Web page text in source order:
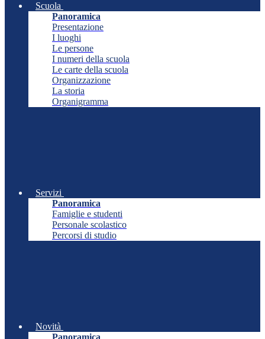
Scuola
Panoramica
Presentazione
I luoghi
Le persone
I numeri della scuola
Le carte della scuola
Organizzazione
La storia
Organigramma
Servizi
Panoramica
Famiglie e studenti
Personale scolastico
Percorsi di studio
Novità